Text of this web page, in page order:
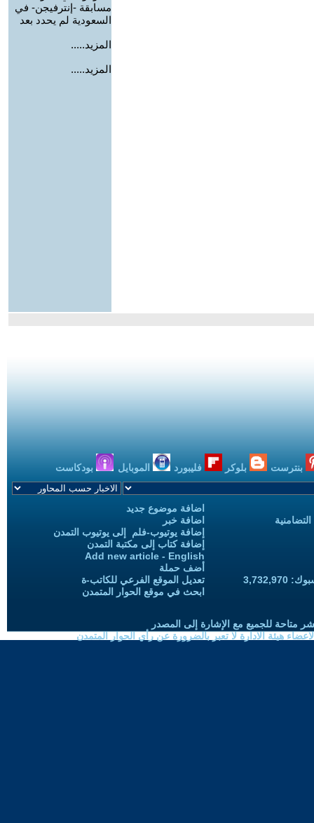
مسابقة -إنترفيجن- في
السعودية لم يحدد بعد
المزيد.....
المزيد.....
بنترست بلوكر فليبورد الموبايل بودكاست
اضافة موضوع جديد
اضافة خبر
إضافة يوتيوب-فلم إلى يوتيوب التمدن
إضافة كتاب إلى مكتبة التمدن
Add new article - English
أضف حملة
تعديل الموقع الفرعي للكاتب-ة
ابحث في موقع الحوار المتمدن
متاحة للجميع مع الإشارة إلى المصدر
هيئة الادارة لا تعبر بالضرورة عن رأي الحوار المتمدن